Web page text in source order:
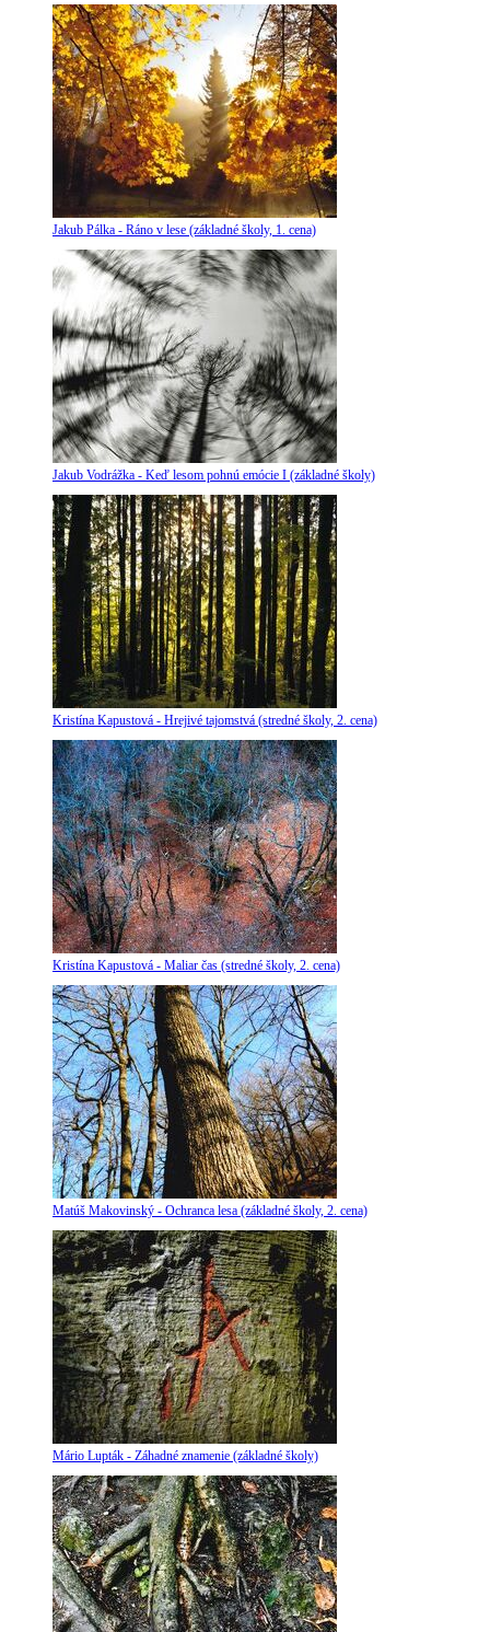
Jakub Pálka - Ráno v lese (základné školy, 1. cena)
Jakub Vodrážka - Keď lesom pohnú emócie I (základné školy)
Kristína Kapustová - Hrejivé tajomstvá (stredné školy, 2. cena)
Kristína Kapustová - Maliar čas (stredné školy, 2. cena)
Matúš Makovinský - Ochranca lesa (základné školy, 2. cena)
Mário Lupták - Záhadné znamenie (základné školy)